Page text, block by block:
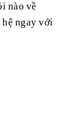
nào về
ngay với